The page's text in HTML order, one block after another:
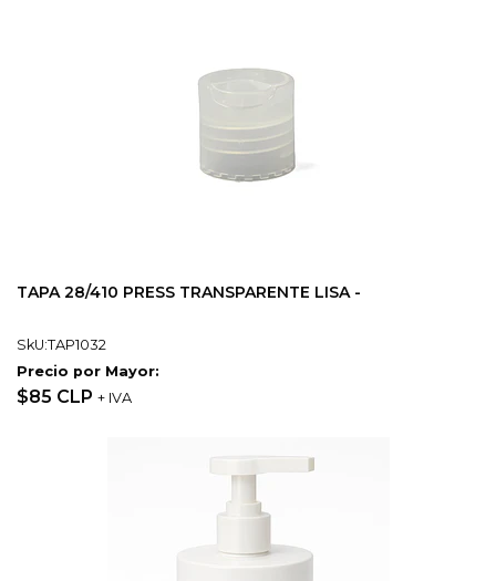
TAPA 28/410 PRESS TRANSPARENTE LISA -
SkU:TAP1032
Precio por Mayor:
$85 CLP + IVA